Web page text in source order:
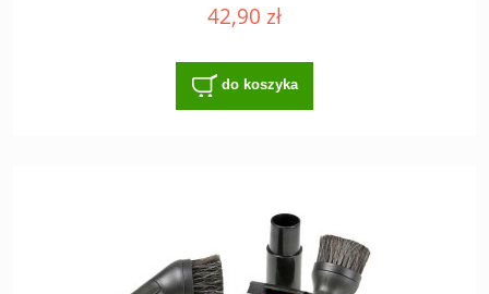
42,90 zł
do koszyka